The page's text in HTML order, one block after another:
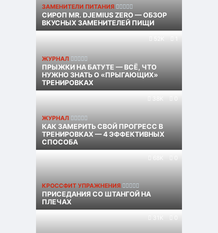
ЗАМЕНИТЕЛИ ПИТАНИЯ
СИРОП MR. DJEMIUS ZERO — ОБЗОР
ВКУСНЫХ ЗАМЕНИТЕЛЕЙ ПИЩИ
52K 1
ЖУРНАЛ
ПРЫЖКИ НА БАТУТЕ — ВСЁ, ЧТО
НУЖНО ЗНАТЬ О «ПРЫГАЮЩИХ»
ТРЕНИРОВКАХ
38K
ЖУРНАЛ
КАК ЗАМЕРИТЬ СВОЙ ПРОГРЕСС В
ТРЕНИРОВКАХ — 4 ЭФФЕКТИВНЫХ
СПОСОБА
68K 0
КРОССФИТ УПРАЖНЕНИЯ
ПРИСЕДАНИЯ СО ШТАНГОЙ НА
ПЛЕЧАХ
31K